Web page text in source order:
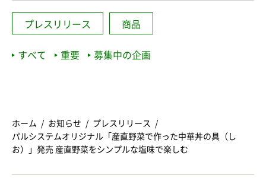
プレスリリース 商品
すべて 重要 募集中の企画
ホーム お知らせ
プレスリリース
パルシステムオリジナル「産直野菜で作った中華丼の具（し
お）」発売 産直野菜をシンプルな塩味で楽しむ